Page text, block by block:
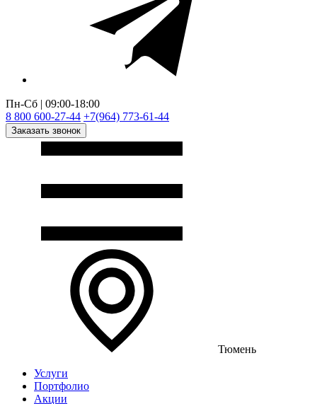
Пн-Сб | 09:00-18:00
8 800 600-27-44 +7(964) 773-61-44
Заказать звонок
Тюмень
Услуги
Портфолио
Акции